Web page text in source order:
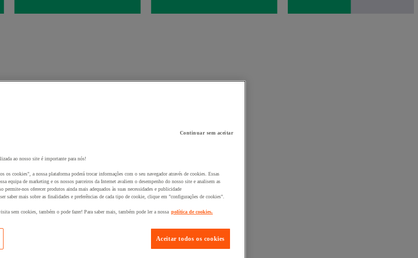
:
Continuar sem aceitar
ao nosso site é importante para nós!
os cookies", a nossa plataforma poderá trocar informações com o seu navegador através de cookies. Essas
equipa de marketing e os nossos parceiros da Internet avaliem o desempenho do nosso site e analisem as
permite-nos oferecer produtos ainda mais adequados às suas necessidades e publicidade
saber mais sobre as finalidades e preferências de cada tipo de cookie, clique em "configurações de cookies".
sem cookies, também o pode fazer! Para saber mais, também pode ler a nossa política de cookies.
Aceitar todos os cookies